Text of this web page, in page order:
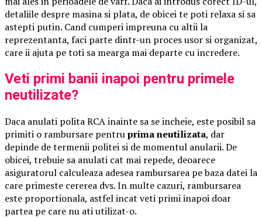
detaliile despre masina si plata, de obicei te poti relaxa si sa
astepti putin. Cand cumperi impreuna cu altii la
reprezentanta, faci parte dintr-un proces usor si organizat,
care ii ajuta pe toti sa mearga mai departe cu incredere.
Veti primi banii inapoi pentru primele
neutilizate?
Daca anulati polita RCA inainte sa se incheie, este posibil sa
primiti o rambursare pentruprima neutilizata, dar
depinde de termenii politei si de momentul anularii. De
obicei, trebuie sa anulati cat mai repede, deoarece
asiguratorul calculeaza adesea rambursarea pe baza datei la
care primeste cererea dvs. In multe cazuri, rambursarea
este proportionala, astfel incat veti primi inapoi doar
partea pe care nu ati utilizat-o.